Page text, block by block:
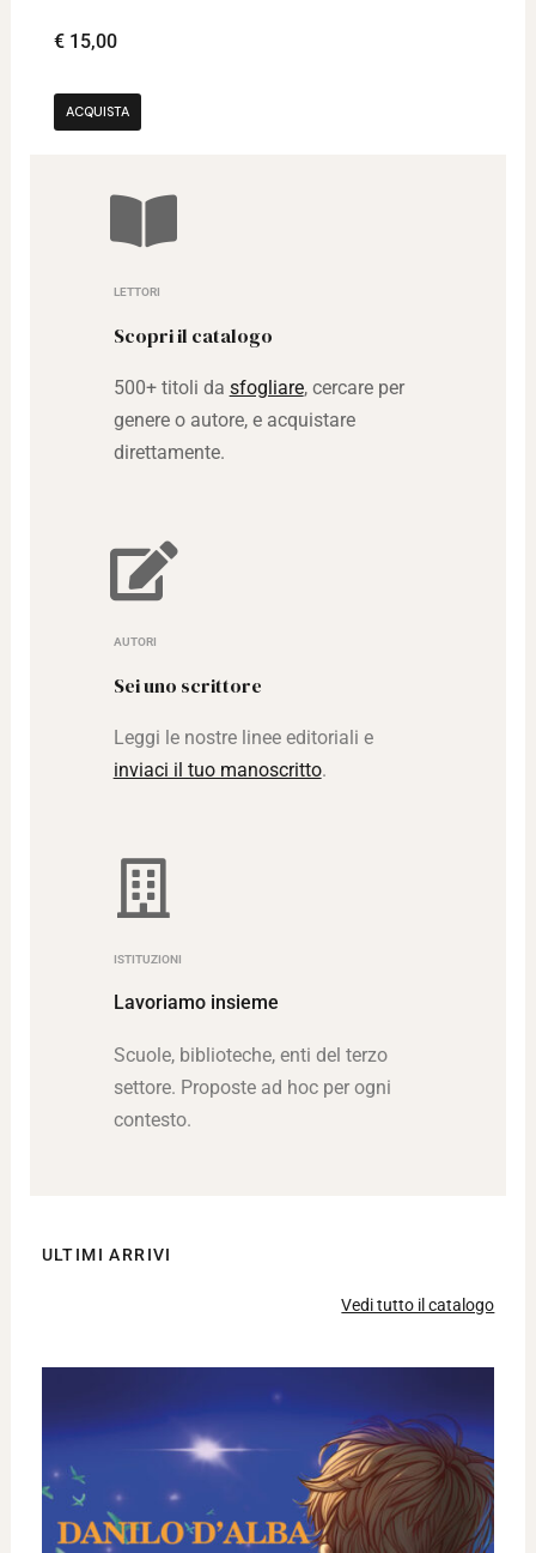
€ 15,00
ACQUISTA
LETTORI
Scopri il catalogo
500+ titoli da sfogliare, cercare per
genere o autore, e acquistare
direttamente.
AUTORI
Sei uno scrittore
Leggi le nostre linee editoriali e
inviaci il tuo manoscritto.
ISTITUZIONI
Lavoriamo insieme
Scuole, biblioteche, enti del terzo
settore. Proposte ad hoc per ogni
contesto.
ULTIMI ARRIVI
Vedi tutto il catalogo